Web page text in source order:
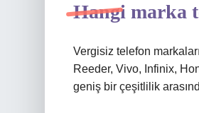
Hangi marka
Vergisiz telefon
Reeder, Vivo, Infinix,
geniş bir çeşitlilik